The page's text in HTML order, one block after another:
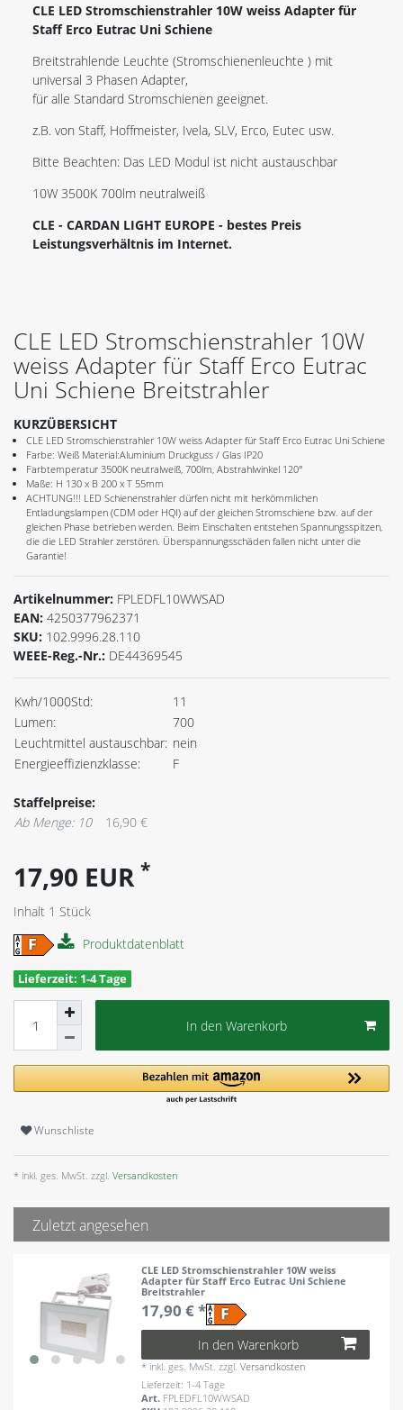
CLE LED Stromschienstrahler 10W weiss Adapter für
Staff Erco Eutrac Uni Schiene
Breitstrahlende Leuchte (Stromschienenleuchte ) mit
universal 3 Phasen Adapter,
für alle Standard Stromschienen geeignet.
z.B. von Staff, Hoffmeister, Ivela, SLV, Erco, Eutec usw.
Bitte Beachten: Das LED Modul ist nicht austauschbar
10W 3500K 700lm neutralweiß
CLE - CARDAN LIGHT EUROPE - bestes Preis
Leistungsverhältnis im Internet.
CLE LED Stromschienstrahler 10W
weiss Adapter für Staff Erco Eutrac
Uni Schiene Breitstrahler
KURZÜBERSICHT
CLE LED Stromschienstrahler 10W weiss Adapter für Staff Erco Eutrac Uni Schiene
Farbe: Weiß Material:Aluminium Druckguss / Glas IP20
Farbtemperatur 3500K neutralweiß, 700lm, Abstrahlwinkel 120°
Maße: H 130 x B 200 x T 55mm
ACHTUNG!!! LED Schienenstrahler dürfen nicht mit herkömmlichen
Entladungslampen (CDM oder HQI) auf der gleichen Stromschiene bzw. auf der
gleichen Phase betrieben werden. Beim Einschalten entstehen Spannungsspitzen,
die die LED Strahler zerstören. Überspannungsschäden fallen nicht unter die
Garantie!
Artikelnummer: FPLEDFL10WWSAD
EAN: 4250377962371
SKU: 102.9996.28.110
WEEE-Reg.-Nr.: DE44369545
Kwh/1000Std:
11
Lumen:
700
Leuchtmittel austauschbar: nein
Energieeffizienzklasse:
F
Staffelpreise:
Ab Menge: 10
16,90 €
17,90 EUR *
Inhalt 1 Stück
Produktdatenblatt
Lieferzeit: 1-4 Tage
In den Warenkorb
Wunschliste
* inkl. ges. MwSt. zzgl. Versandkosten
Zuletzt angesehen
CLE LED Stromschienstrahler 10W weiss
Adapter für Staff Erco Eutrac Uni Schiene
Breitstrahler
17,90 € *
In den Warenkorb
* inkl. ges. MwSt. zzgl.Versandkosten
Lieferzeit: 1-4 Tage
Art. FPLEDFL10WWSAD